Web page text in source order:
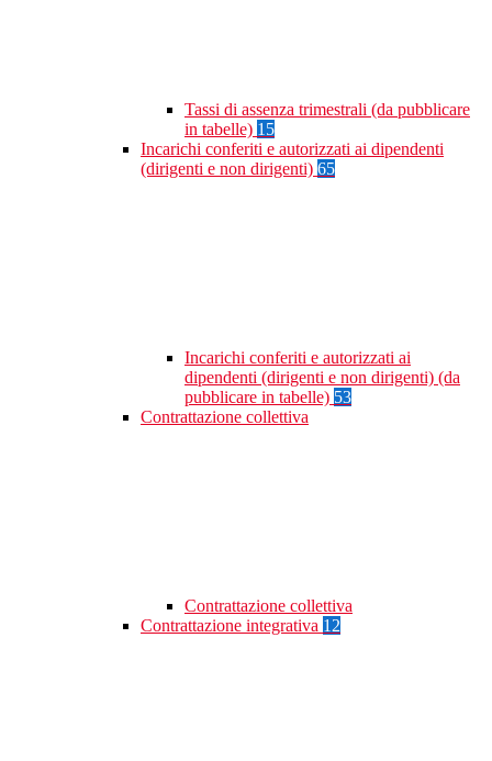
Tassi di assenza trimestrali (da pubblicare
in tabelle) 15
Incarichi conferiti e autorizzati ai dipendenti
(dirigenti e non dirigenti) 65
Incarichi conferiti e autorizzati ai
dipendenti (dirigenti e non dirigenti) (da
pubblicare in tabelle) 53
Contrattazione collettiva
Contrattazione collettiva
Contrattazione integrativa 12